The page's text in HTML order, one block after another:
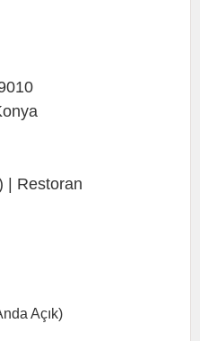
| Restoran
Açık)